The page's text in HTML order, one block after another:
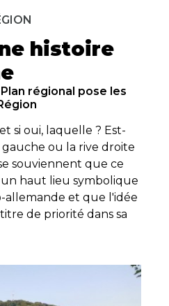
histoire
Plan régional pose les
si oui, laquelle ? Est-
ou la rive droite
souviennent que ce
haut lieu symbolique
allemande et que l'idée
de priorité dans sa